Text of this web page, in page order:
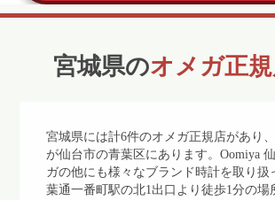
宮城県のオメガ正
宮城県には計6件のオメガ正規店があり
が仙台市の青葉区にあります。Oomiya
ガの他にも様々なブランド時計を取り扱
葉通一番町駅の北1出口より徒歩1分の場